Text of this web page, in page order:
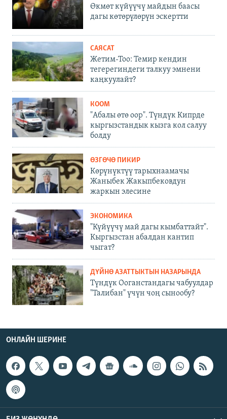
Өкмөт күйүүчү майдын баасы
дагы көтөрүлөрүн эскертти
САЯСАТ
Жетим-Тоо: Темир кендин
тегерегиндеги талкуу эмнени
каңкуулайт?
КООМ
"Абалы өтө оор". Түндүк Кипрде
кыргызстандык кызга кол салуу
болду
ӨЗГӨЧӨ ПИКИР
Көрүнүктүү тарыхнаамачы
Жаныбек Жакыпбековдун
жаркын элесине
ЭКОНОМИКА
"Күйүүчү май дагы кымбаттайт".
Кыргызстан абалдан кантип
чыгат?
ДҮЙНӨ АЗАТТЫКТЫН НАЗАРЫНДА
Түндүк Ооганстандагы чабуулдар
"Талибан" үчүн чоң сынообу?
ОНЛАЙН ШЕРИНЕ